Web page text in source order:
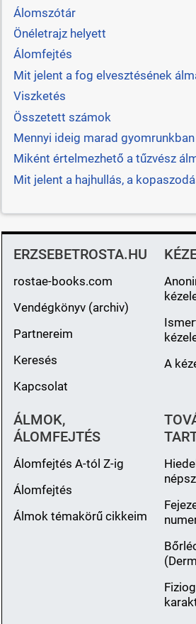
Álomszótár
Önéletrajz helyett
Álomfejtés
Mit jelent a fog elvesztésének
Viszketés
Összetett számok
Mennyi ideig marad gyomrunkban
Miként értelmezhető a tűzvész
Mit jelent a hajhullás, a
ERZSEBETROSTA.HU
rostae-books.com
Vendégkönyv (archiv)
Partnereim
Keresés
Kapcsolat
A
ÁLMOK,
ÁLOMFEJTÉS
Álomfejtés A-tól Z-ig
Álomfejtés
Álmok témakörű cikkeim